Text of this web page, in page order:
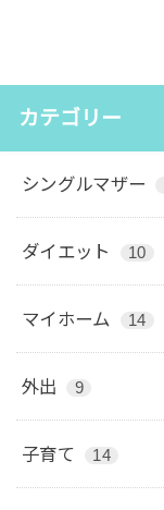
カテゴリー
シングルマザー
ダイエット 10
マイホーム 14
外出 9
子育て 14